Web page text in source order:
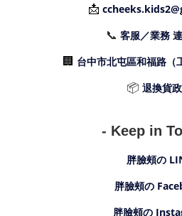
📩
📞 客服／業務
🏢 台中市北屯區和福路（
📦 退換貨
- Keep in
胖臉頰の
胖臉頰の
胖臉頰の